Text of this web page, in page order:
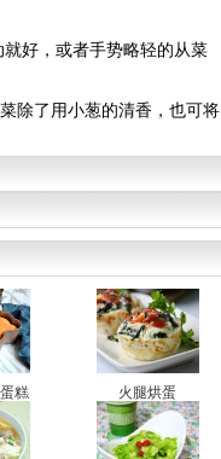
好，或者手势略轻的从菜
除了用小葱的清香，也可将
糕 火腿烘蛋